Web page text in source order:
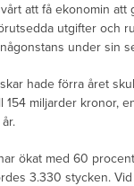
att få ekonomin att
utgifter och
under sin
hade förra året
154 miljarder kronor,
ökat med 60
3.330 stycken.